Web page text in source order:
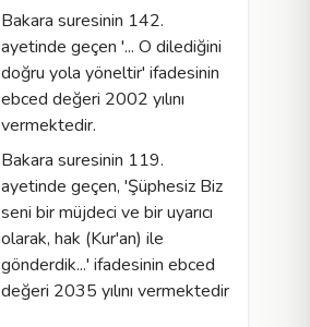
Bakara suresinin 142.
ayetinde geçen '... O dilediğini
doğru yola yöneltir' ifadesinin
ebced değeri 2002 yılını
vermektedir.
Bakara suresinin 119.
ayetinde geçen, 'Şüphesiz Biz
seni bir müjdeci ve bir uyarıcı
olarak, hak (Kur'an) ile
gönderdik...' ifadesinin ebced
değeri 2035 yılını vermektedir